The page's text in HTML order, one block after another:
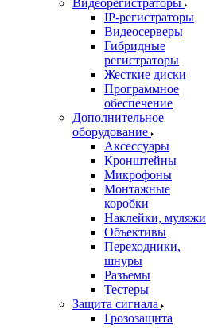
Видеорегистраторы
IP-регистраторы
Видеосерверы
Гибридные
регистраторы
Жесткие диски
Программное
обеспечение
Дополнительное
оборудование
Аксессуары
Кронштейны
Микрофоны
Монтажные
коробки
Наклейки, муляжи
Объективы
Переходники,
шнуры
Разъемы
Тестеры
Защита сигнала
Грозозащита